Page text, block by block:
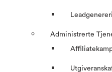
Administrerte